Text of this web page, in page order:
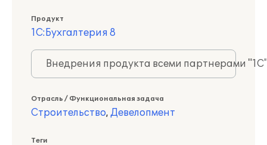
Продукт
1С:Бухгалтерия 8
Внедрения продукта всеми партнерами
Отрасль / Функциональная задача
Строительство, Девелопмент
Теги